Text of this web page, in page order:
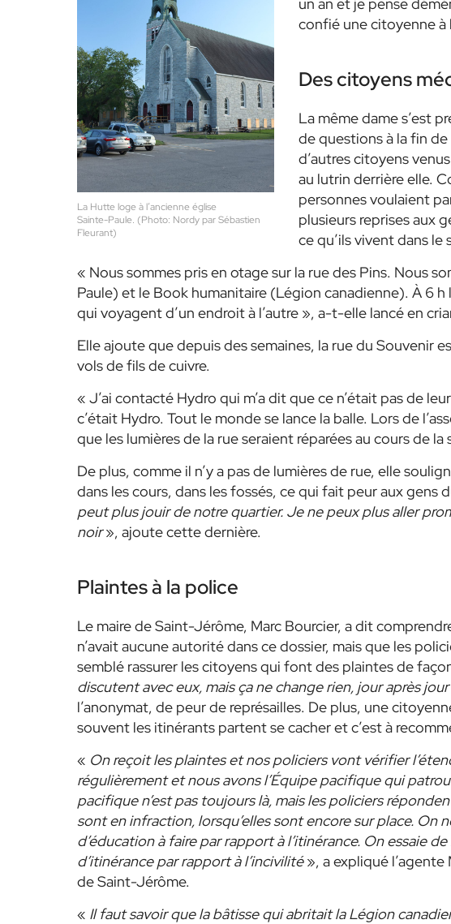
La Hutte loge à l’ancienne église
Sainte-Paule. (Photo: Nordy par Sébastien
Fleurant)
confié une citoyenne
Des citoyens
La même dame s’est
de questions à la fin
d’autres citoyens
au lutrin derrière elle.
personnes voulaient
plusieurs reprises aux
ce qu’ils vivent dans le
« Nous sommes pris en otage sur la rue des Pins. Nous
Paule) et le Book humanitaire (Légion canadienne). À 6
qui voyagent d’un endroit à l’autre », a-t-elle lancé en
Elle ajoute que depuis des semaines, la rue du Souvenir
vols de fils de cuivre.
« J’ai contacté Hydro qui m’a dit que ce n’était pas de
c’était Hydro. Tout le monde se lance la balle. Lors de
que les lumières de la rue seraient réparées au cours de la
De plus, comme il n’y a pas de lumières de rue, elle
dans les cours, dans les fossés, ce qui fait peur aux gens
peut plus jouir de notre quartier. Je ne peux plus aller
noir», ajoute cette dernière.
Plaintes à la police
Le maire de Saint-Jérôme, Marc Bourcier, a dit
n’avait aucune autorité dans ce dossier, mais que les
semblé rassurer les citoyens qui font des plaintes de
discutent avec eux, mais ça ne change rien, jour après jour
l’anonymat, de peur de représailles. De plus, une
souvent les itinérants partent se cacher et c’est à
« On reçoit les plaintes et nos policiers vont vérifier
régulièrement et nous avons l’Équipe pacifique qui
pacifique n’est pas toujours là, mais les policiers
sont en infraction, lorsqu’elles sont encore sur place. On
d’éducation à faire par rapport à l’itinérance. On essaie
d’itinérance par rapport à l’incivilité», a expliqué l’agente
de Saint-Jérôme.
« Il faut savoir que la bâtisse qui abritait la Légion